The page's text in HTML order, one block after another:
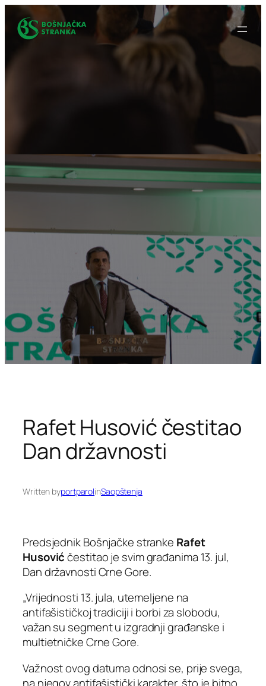
sadržaj
Rafet Husović čestitao
Dan državnosti
Written byportparolinSaopštenja
Predsjednik Bošnjačke stranke Rafet
Husovićčestitao je svim građanima 13. jul,
Dan državnosti Crne Gore.
„Vrijednosti 13. jula, utemeljene na
antifašističkoj tradiciji i borbi za slobodu,
važan su segment u izgradnji građanske i
multietničke Crne Gore.
Važnost ovog datuma odnosi se, prije svega,